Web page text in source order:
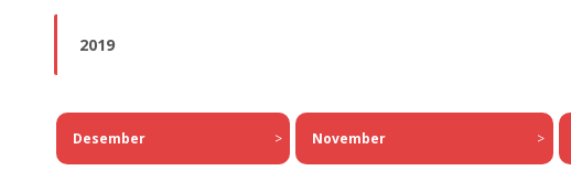
2019
Desember > November >